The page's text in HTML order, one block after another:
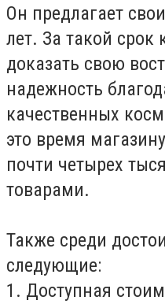
Он предлагает
лет. За такой срок
доказать свою
надежность
качественных
это время
почти четырех
товарами.
Также среди
следующие:
1. Доступная